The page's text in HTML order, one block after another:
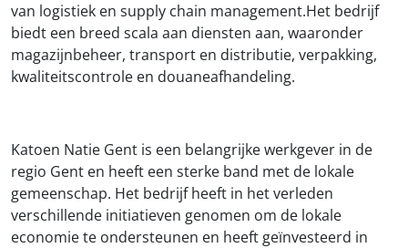
van logistiek en supply chain management.Het bedrijf
biedt een breed scala aan diensten aan, waaronder
magazijnbeheer, transport en distributie, verpakking,
kwaliteitscontrole en douaneafhandeling.
Katoen Natie Gent is een belangrijke werkgever in de
regio Gent en heeft een sterke band met de lokale
gemeenschap. Het bedrijf heeft in het verleden
verschillende initiatieven genomen om de lokale
economie te ondersteunen en heeft geïnvesteerd in